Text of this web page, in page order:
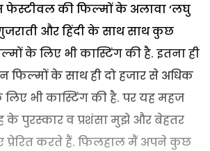
फेस्टीवल की फिल्मों के अलावा ‘लघु
और हिंदी के साथ साथ कुछ
के लिए भी कास्टिंग की है. इतना ही
फिल्मों के साथ ही दो हजार से अधिक
लिए भी कास्टिंग की है. पर यह महज
पुरस्कार व प्रशंसा मुझे और बेहतर
करते हैं. फिलहाल मैं अपने कुछ